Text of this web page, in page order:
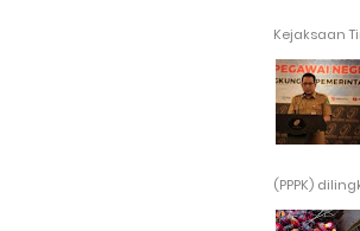
Kejaksaan
(PPPK)